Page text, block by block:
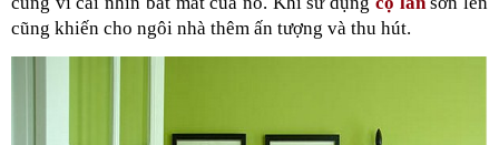
cũng khiến cho ngôi nhà thêm ấn tượng và thu hút.